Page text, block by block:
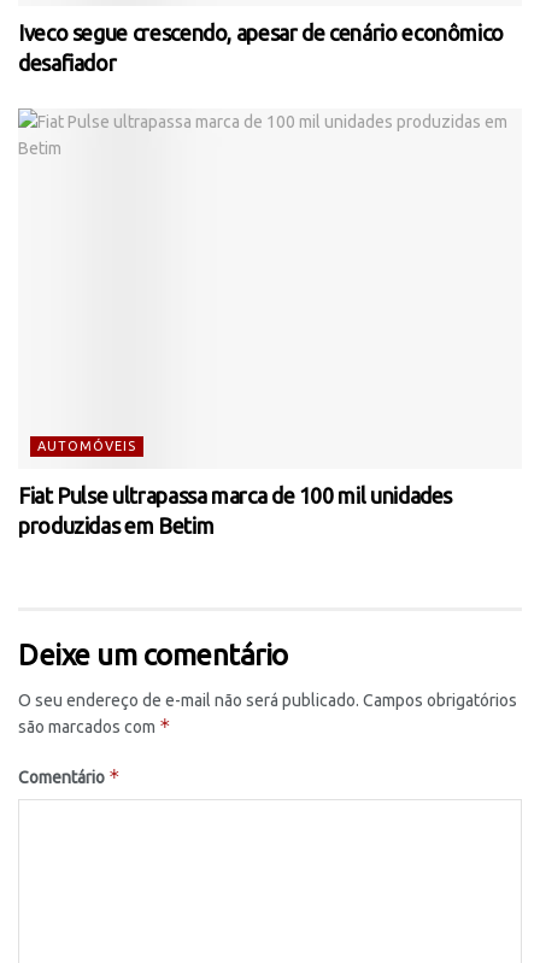
Iveco segue crescendo, apesar de cenário econômico
desafiador
AUTOMÓVEIS
Fiat Pulse ultrapassa marca de 100 mil unidades
produzidas em Betim
Deixe um comentário
O seu endereço de e-mail não será publicado. Campos obrigatórios
são marcados com *
Comentário *